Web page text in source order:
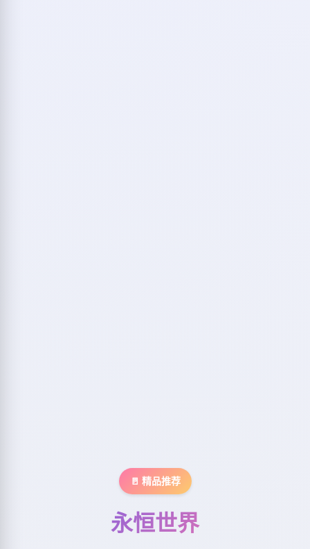
🚪 精品推荐
永恒世界